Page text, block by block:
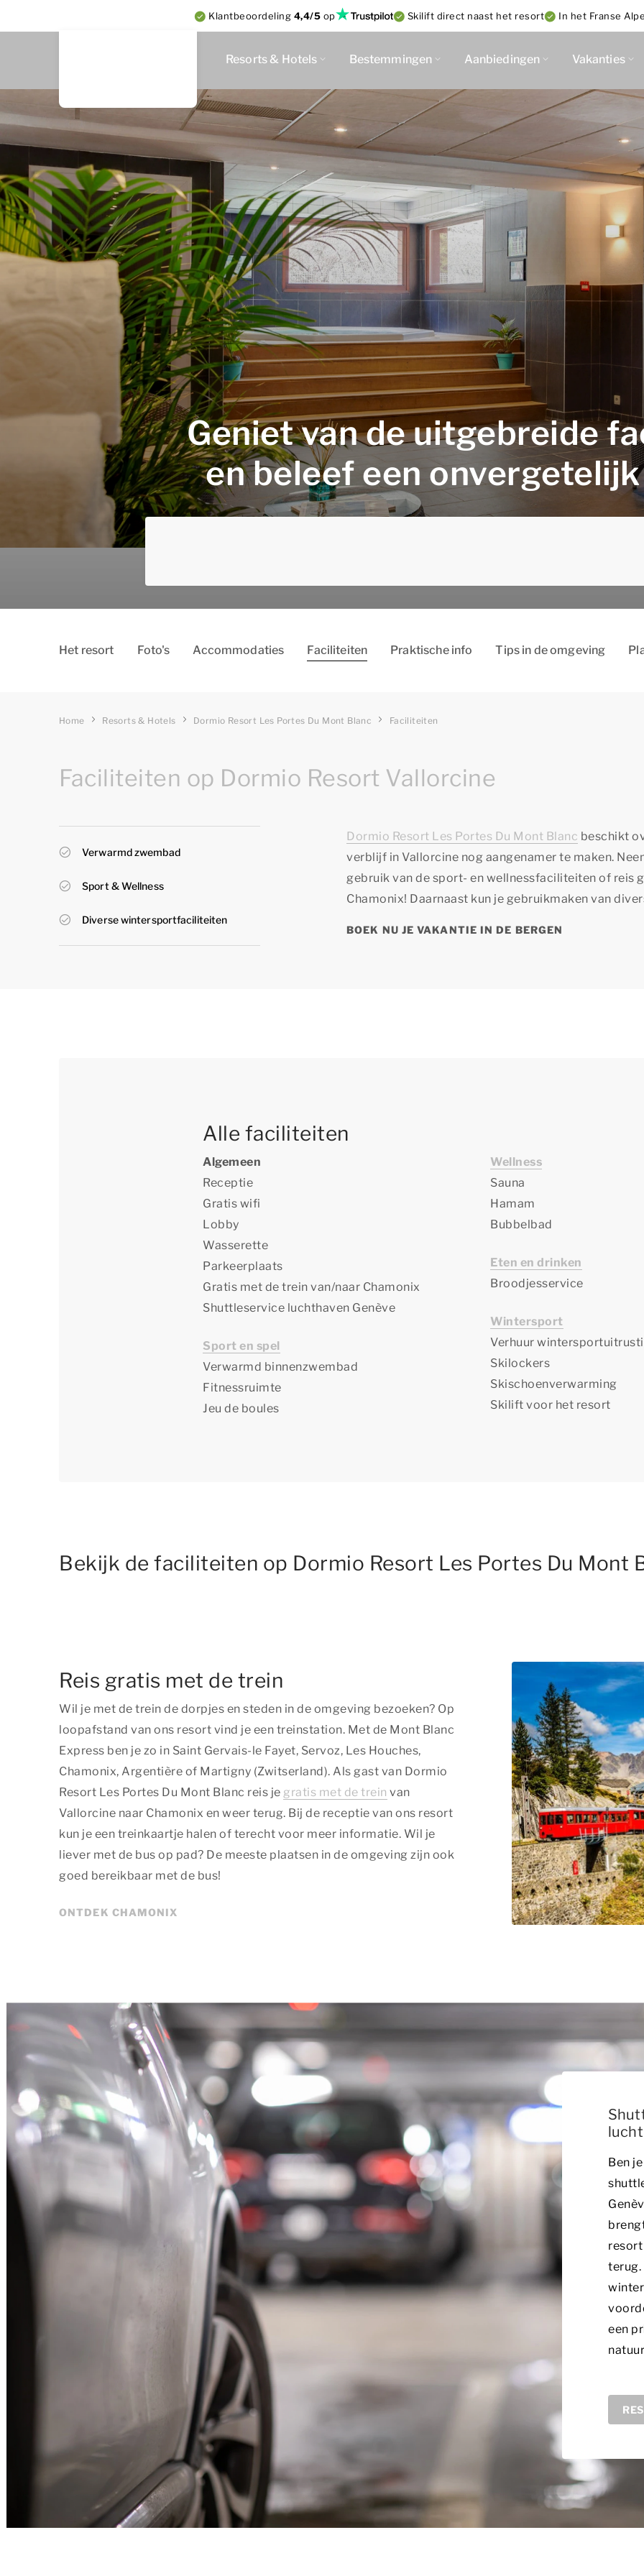
Klantbeoordeling 4,4/5 op Skilift direct naast het resort In het Franse
Resorts & Hotels Bestemmingen Aanbiedingen Vakanties
Geniet van de uitgebreide
en beleef een
Het resort Foto's Accommodaties Faciliteiten Praktische info Tips in de omgeving
Home Resorts & Hotels Dormio Resort Les Portes Du Mont Blanc Faciliteiten
Faciliteiten op Dormio Resort Vallorcine
Verwarmd zwembad
Sport & Wellness
Diverse wintersportfaciliteiten
Dormio Resort Les Portes Du Mont Blanc beschikt
verblijf in Vallorcine nog aangenamer te maken.
gebruik van de sport- en wellnessfaciliteiten of reis
Chamonix! Daarnaast kun je gebruikmaken van
BOEK NU JE VAKANTIE IN DE BERGEN
Alle faciliteiten
Algemeen
Receptie
Gratis wifi
Lobby
Wasserette
Parkeerplaats
Gratis met de trein van/naar Chamonix
Shuttleservice luchthaven Genève
Sport en spel
Verwarmd binnenzwembad
Fitnessruimte
Jeu de boules
Wellness
Sauna
Hamam
Bubbelbad
Eten en drinken
Broodjesservice
Wintersport
Verhuur
Skilockers
Skischoenverwarming
Skilift voor het resort
Bekijk de faciliteiten op Dormio Resort Les Portes Du Mont
Reis gratis met de trein
Wil je met de trein de dorpjes en steden in de omgeving bezoeken? Op
loopafstand van ons resort vind je een treinstation. Met de Mont Blanc
Express ben je zo in Saint Gervais-le Fayet, Servoz, Les Houches,
Chamonix, Argentière of Martigny (Zwitserland). Als gast van Dormio
Resort Les Portes Du Mont Blanc reis je gratis met de trein van
Vallorcine naar Chamonix en weer terug. Bij de receptie van ons resort
kun je een treinkaartje halen of terecht voor meer informatie. Wil je
liever met de bus op pad? De meeste plaatsen in de omgeving zijn ook
goed bereikbaar met de bus!
ONTDEK CHAMONIX
Ben
resort
terug.
een